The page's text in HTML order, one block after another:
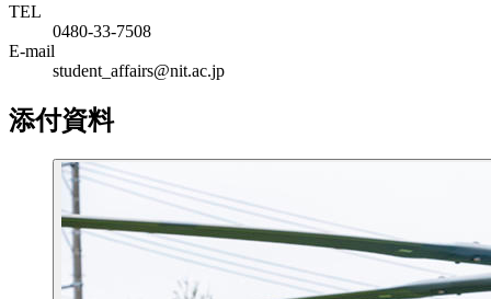
TEL
0480-33-7508
E-mail
student_affairs@nit.ac.jp
添付資料